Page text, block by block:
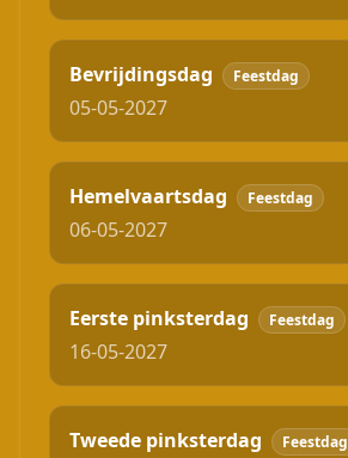
Bevrijdingsdag Feestdag
05-05-2027
Hemelvaartsdag Feestdag
06-05-2027
Eerste pinksterdag Feestdag
16-05-2027
Tweede pinksterdag Feestdag